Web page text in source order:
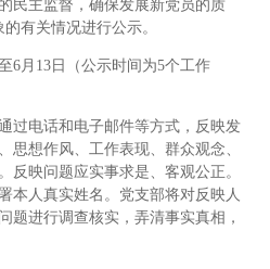
民主监督，确保发展新党员的质
有关情况进行公示。
6月13日（公示时间为5个工作
过电话和电子邮件等方式，反映发
思想作风、工作表现、群众观念、
反映问题应实事求是、客观公正。
本人真实姓名。党支部将对反映人
题进行调查核实，弄清事实真相，